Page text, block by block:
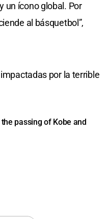
un ícono global. Por
al básquetbol”,
por la terrible
passing of Kobe and